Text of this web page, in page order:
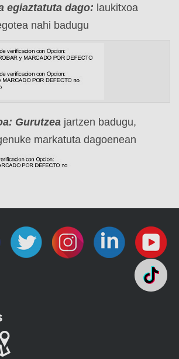
egiaztatuta dago: laukitxoa
nahi badugu
Gurutzea jartzen badugu,
markatuta dagoenean